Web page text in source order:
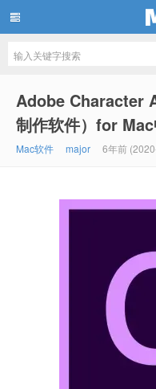
Adobe Character
制作软件）for
Mac软件 major 6年前